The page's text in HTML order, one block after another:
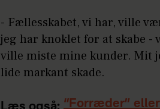
- Fællesskabet, vi har, ville
jeg har knoklet for at skabe
ville miste mine kunder. Mit
lide markant skade.
“Forræder”